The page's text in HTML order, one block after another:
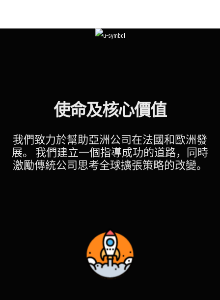
使命及核心價值
我們致力於幫助亞洲公司在法國和歐洲發
展。
我們建立一個指導成功的道路，同時
激勵傳統公司思考全球擴張策略的改變。